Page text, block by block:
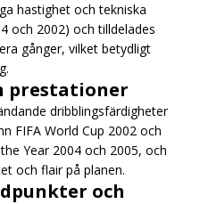
hastighet och tekniska
och 2002) och tilldelades
gånger, vilket betydligt
prestationer
dribblingsfärdigheter
FIFA World Cup 2002 och
Year 2004 och 2005, och
och flair på planen.
och